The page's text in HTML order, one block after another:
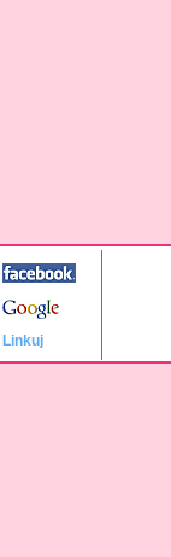
Linkuj